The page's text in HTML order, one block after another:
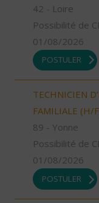
42 - Loire
Possibilité de
01/08/2026
POSTULER
TECHNICIEN
FAMILIALE (H/
89 - Yonne
Possibilité de
01/08/2026
POSTULER